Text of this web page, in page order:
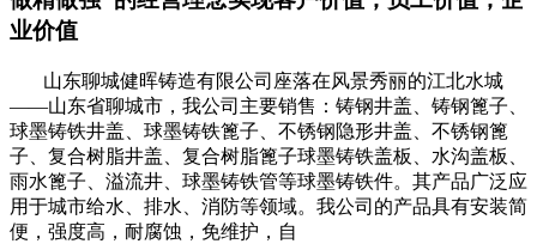
业价值
山东聊城健晖铸造有限公司座落在风景秀丽的江北水城
——山东省聊城市，我公司主要销售：铸钢井盖、铸钢篦子、
球墨铸铁井盖、球墨铸铁篦子、不锈钢隐形井盖、不锈钢篦
子、复合树脂井盖、复合树脂篦子球墨铸铁盖板、水沟盖板、
雨水篦子、溢流井、球墨铸铁管等球墨铸铁件。其产品广泛应
用于城市给水、排水、消防等领域。我公司的产品具有安装简
便，强度高，耐腐蚀，免维护，自